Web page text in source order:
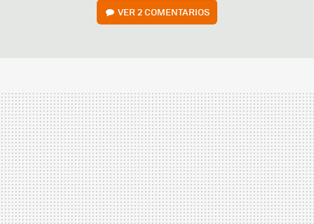
VER2 COMENTARIOS